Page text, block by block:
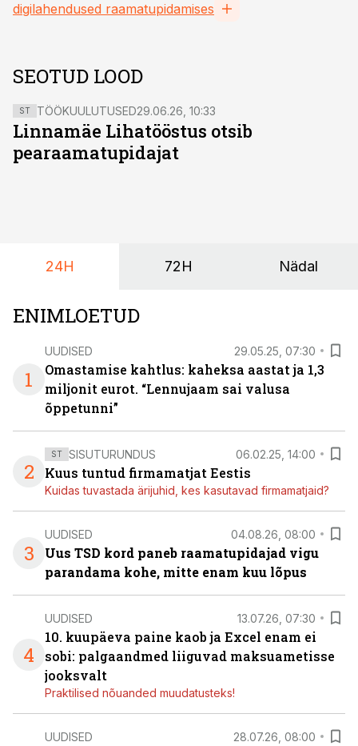
digilahendused raamatupidamises
SEOTUD LOOD
ST TÖÖKUULUTUSED29.06.26, 10:33
Linnamäe Lihatööstus otsib
pearaamatupidajat
24H 72H Nädal
ENIMLOETUD
1
UUDISED 29.05.25, 07:30
Omastamise kahtlus: kaheksa aastat ja 1,3
miljonit eurot. “Lennujaam sai valusa
õppetunni”
2
ST SISUTURUNDUS 06.02.25, 14:00
Kuus tuntud firmamatjat Eestis
Kuidas tuvastada ärijuhid, kes kasutavad firmamatjaid?
3
UUDISED 04.08.26, 08:00
Uus TSD kord paneb raamatupidajad vigu
parandama kohe, mitte enam kuu lõpus
4
UUDISED 13.07.26, 07:30
10. kuupäeva paine kaob ja Excel enam ei
sobi: palgaandmed liiguvad maksuametisse
jooksvalt
Praktilised nõuanded muudatusteks!
UUDISED 28.07.26, 08:00